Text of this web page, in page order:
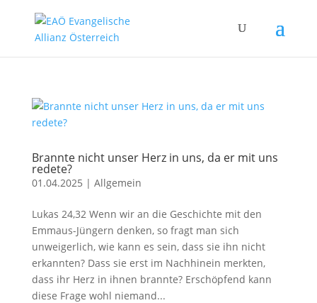
Brannte nicht unser Herz in uns, da er mit uns
redete?
01.04.2025 | Allgemein
Lukas 24,32 Wenn wir an die Geschichte mit den
Emmaus-Jüngern denken, so fragt man sich
unweigerlich, wie kann es sein, dass sie ihn nicht
erkannten? Dass sie erst im Nachhinein merkten,
dass ihr Herz in ihnen brannte? Erschöpfend kann
diese Frage wohl niemand...